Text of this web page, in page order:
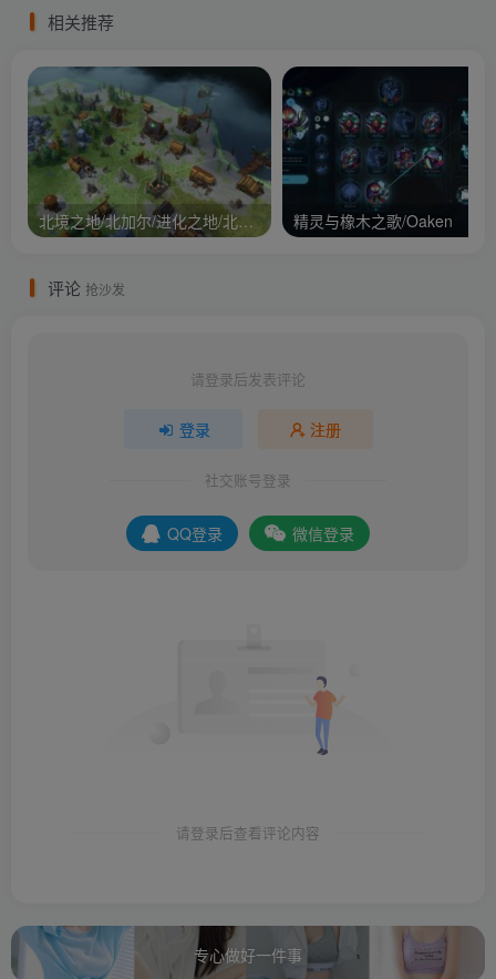
相关推荐
北境之地/北加尔/进化之地/北方花园/Northgard 精灵与橡木之歌/Oaken
评论 抢沙发
请登录后发表评论
登录 注册
社交账号登录
QQ登录 微信登录
请登录后查看评论内容
专心做好一件事